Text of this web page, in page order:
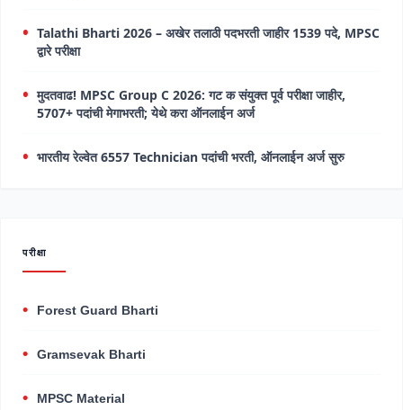
Talathi Bharti 2026 – अखेर तलाठी पदभरती जाहीर 1539 पदे, MPSC
द्वारे परीक्षा
मुदतवाढ! MPSC Group C 2026: गट क संयुक्त पूर्व परीक्षा जाहीर,
5707+ पदांची मेगाभरती; येथे करा ऑनलाईन अर्ज
भारतीय रेल्वेत 6557 Technician पदांची भरती, ऑनलाईन अर्ज सुरु
परीक्षा
Forest Guard Bharti
Gramsevak Bharti
MPSC Material